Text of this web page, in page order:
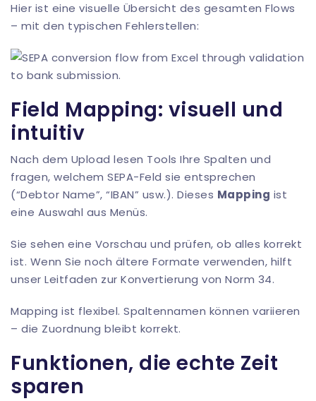
Hier ist eine visuelle Übersicht des gesamten Flows
– mit den typischen Fehlerstellen:
Field Mapping: visuell und
intuitiv
Nach dem Upload lesen Tools Ihre Spalten und
fragen, welchem SEPA-Feld sie entsprechen
(“Debtor Name”, “IBAN” usw.). Dieses Mapping ist
eine Auswahl aus Menüs.
Sie sehen eine Vorschau und prüfen, ob alles korrekt
ist. Wenn Sie noch ältere Formate verwenden, hilft
unser Leitfaden zur Konvertierung von Norm 34.
Mapping ist flexibel. Spaltennamen können variieren
– die Zuordnung bleibt korrekt.
Funktionen, die echte Zeit
sparen